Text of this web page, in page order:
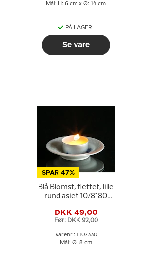
Mål: H: 6 cm x Ø: 14 cm
PÅ LAGER
Se vare
SPAR 47%
Blå Blomst, flettet, lille
rund asiet 10/8180
Copenhagen
DKK 49,00
Før: DKK 92,00
Varenr.: 1107330
Mål: Ø: 8 cm